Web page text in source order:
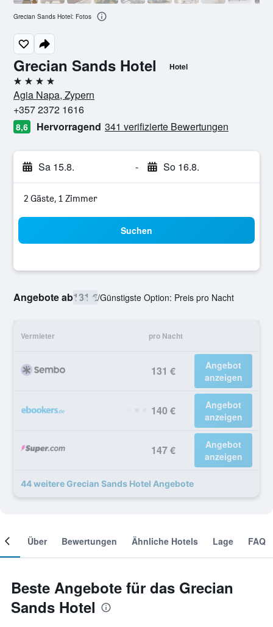
Grecian Sands Hotel Hotel
4 Sterne
Agia Napa, Zypern
+357 2372 1616
8,6 Hervorragend 341 verifizierte Bewertungen
Sa 15.8. - So 16.8.
2 Gäste, 1 Zimmer
Suchen
Angebote ab131 €/Günstigste Option: Preis pro Nacht
Vermieter pro Nacht
131 €
Angebot
anzeigen
140 €
Angebot
anzeigen
147 €
Angebot
anzeigen
44 weitere Grecian Sands Hotel Angebote
Grecian Sands Hotel: Fotos
Über Bewertungen Ähnliche Hotels Lage FAQ
Beste Angebote für das Grecian
Sands Hotel